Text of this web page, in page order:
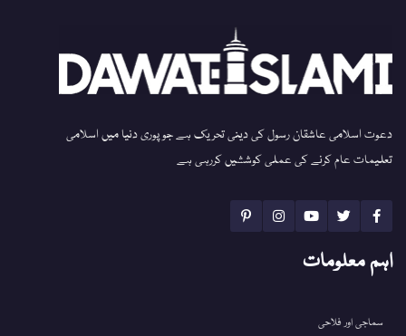
دعوت اسلامی عاشقان رسول کی دینی تحریک ہے جو پوری دنیا میں اسلامی
تعلیمات عام کرنے کی عملی کوششیں کررہی ہے
اہم معلومات
سماجی اور فلاحی